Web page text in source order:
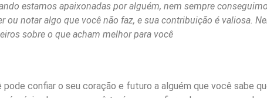
estamos apaixonadas por alguém, nem sempre
ou notar algo que você não faz, e sua contribuição é valiosa.
sobre o que acham melhor para você
confiar o seu coração e futuro a alguém que você sabe